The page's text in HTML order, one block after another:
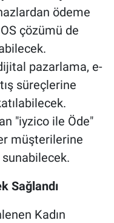
ödeme
çözümü de
pazarlama, e-
süreçlerine
"iyzico ile Öde"
müşterilerine
Sağlandı
Kadın